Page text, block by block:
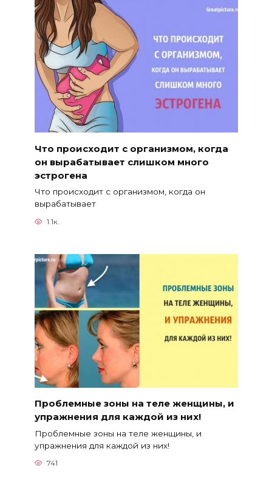
Что происходит с организмом, когда
он вырабатывает слишком много
эстрогена
Что происходит с организмом, когда он
вырабатывает
1.1к.
Проблемные зоны на теле женщины, и
упражнения для каждой из них!
Проблемные зоны на теле женщины, и
упражнения для каждой из них!
741